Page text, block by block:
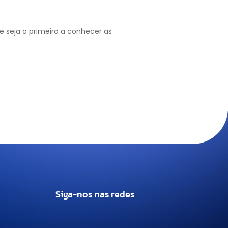
seja o primeiro a conhecer as
Siga-nos nas redes